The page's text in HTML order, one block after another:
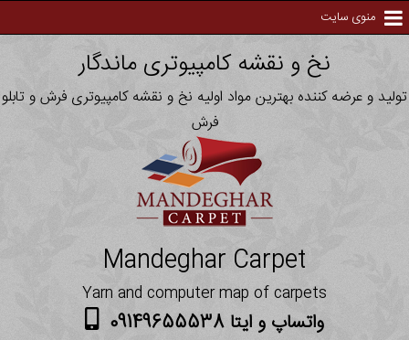
منوی سایت
نخ و نقشه کامپیوتری ماندگار
تولید و عرضه کننده بهترین مواد اولیه نخ و نقشه کامپیوتری فرش و تابلو
فرش
Mandeghar Carpet
Yarn and computer map of carpets
واتساپ و ایتا 09149655538